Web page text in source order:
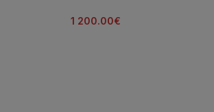
1 200.00€